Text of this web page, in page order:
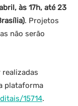
às 17h, até 23
. Projetos
não serão
plataforma
15714.